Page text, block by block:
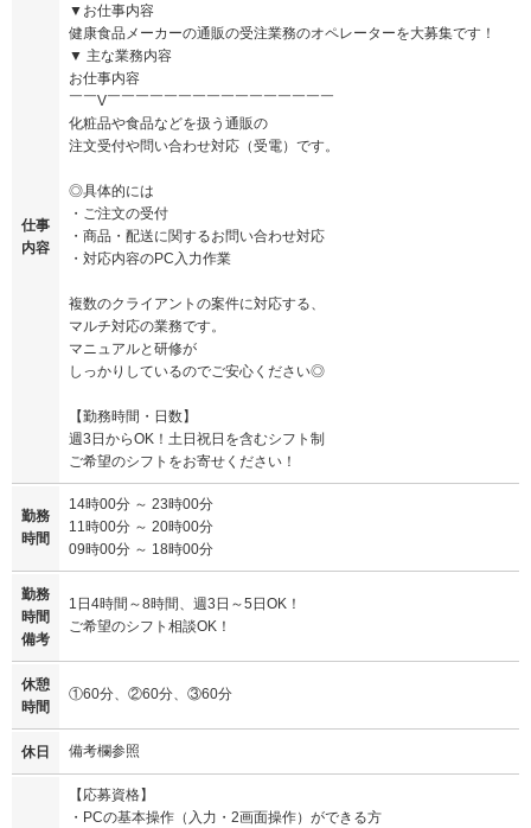
仕事
内容
▼お仕事内容
健康食品メーカーの通販の受注業務のオペレーターを大募集です！
▼ 主な業務内容
お仕事内容
￣￣V￣￣￣￣￣￣￣￣￣￣￣￣￣￣￣￣
化粧品や食品などを扱う通販の
注文受付や問い合わせ対応（受電）です。
◎具体的には
・ご注文の受付
・商品・配送に関するお問い合わせ対応
・対応内容のPC入力作業
複数のクライアントの案件に対応する、
マルチ対応の業務です。
マニュアルと研修が
しっかりしているのでご安心ください◎
【勤務時間・日数】
週3日からOK！土日祝日を含むシフト制
ご希望のシフトをお寄せください！
勤務
時間
14時00分 ～ 23時00分
11時00分 ～ 20時00分
09時00分 ～ 18時00分
勤務
時間
備考
1日4時間～8時間、週3日～5日OK！
ご希望のシフト相談OK！
休憩
時間
①60分、②60分、③60分
休日 備考欄参照
【応募資格】
・PCの基本操作（入力・2画面操作）ができる方